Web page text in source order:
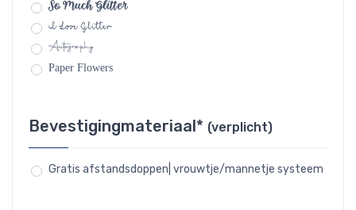
So Much Glitter
I Love Glitter
Autography
Paper Flowers
Bevestigingmateriaal* (verplicht)
Gratis afstandsdoppen| vrouwtje/mannetje systeem